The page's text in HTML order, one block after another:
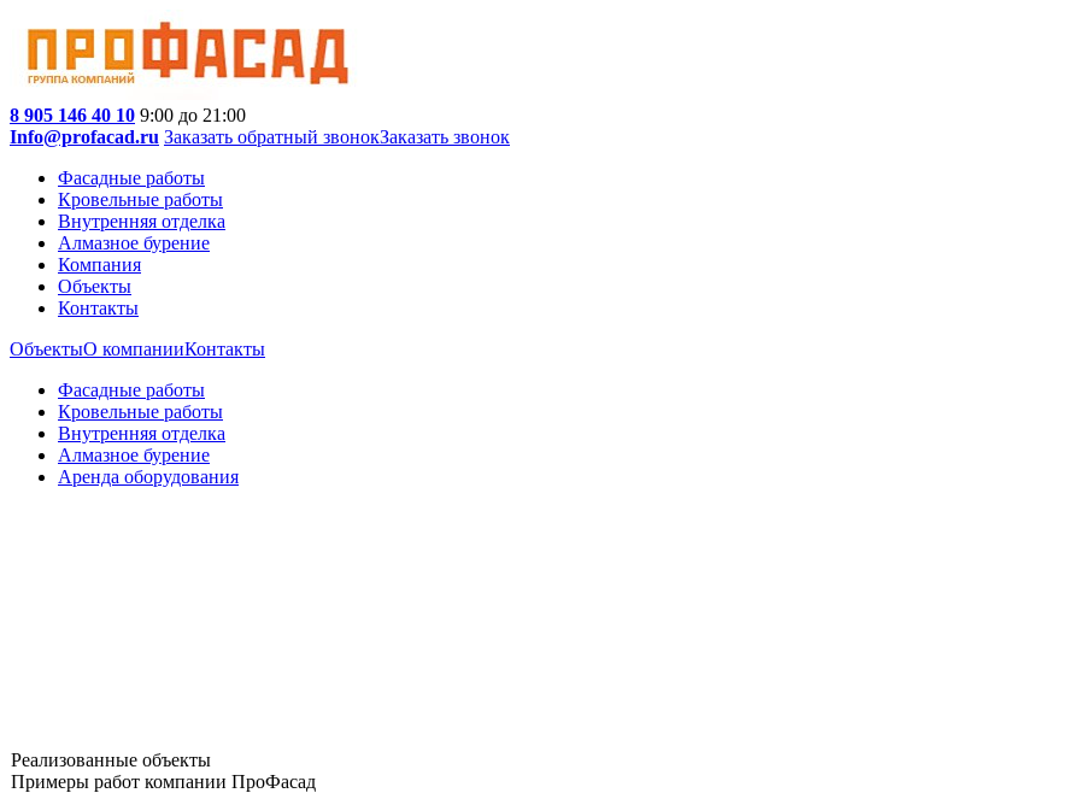
8 905 146 40 10 9:00 до 21:00
Info@profacad.ru Заказать обратный звонокЗаказать звонок
Фасадные работы
Кровельные работы
Внутренняя отделка
Алмазное бурение
Компания
Объекты
Контакты
ОбъектыО компанииКонтакты
Фасадные работы
Кровельные работы
Внутренняя отделка
Алмазное бурение
Аренда оборудования
Реализованные объекты
Примеры работ компании ПроФасад